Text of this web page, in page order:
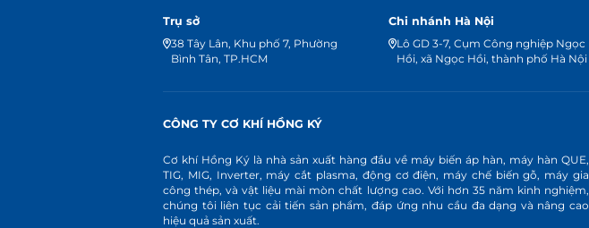
Trụ sở
38 Tây Lân, Khu phố 7, Phường
Bình Tân, TP.HCM
Chi nhánh Hà Nội
Lô GD 3-7, Cụm Công nghiệp Ngọc
Hồi, xã Ngọc Hồi, thành phố Hà Nội
CÔNG TY CƠ KHÍ HỒNG KÝ
Cơ khí Hồng Ký là nhà sản xuất hàng đầu về máy biến áp hàn, máy hàn QUE,
TIG, MIG, Inverter, máy cắt plasma, động cơ điện, máy chế biến gỗ, máy gia
công thép, và vật liệu mài mòn chất lượng cao. Với hơn 35 năm kinh nghiệm,
chúng tôi liên tục cải tiến sản phẩm, đáp ứng nhu cầu đa dạng và nâng cao
hiệu quả sản xuất.